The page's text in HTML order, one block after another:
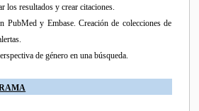
los resultados y crear citaciones.
PubMed y Embase. Creación de colecciones de
de género en una búsqueda.